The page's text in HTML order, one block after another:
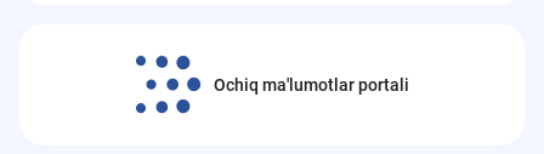
Ochiq ma'lumotlar portali